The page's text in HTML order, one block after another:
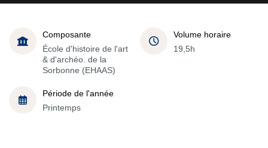
Composante
École d'histoire de l'art
& d'archéo. de la
Sorbonne (EHAAS)
Volume horaire
19,5h
Période de l'année
Printemps